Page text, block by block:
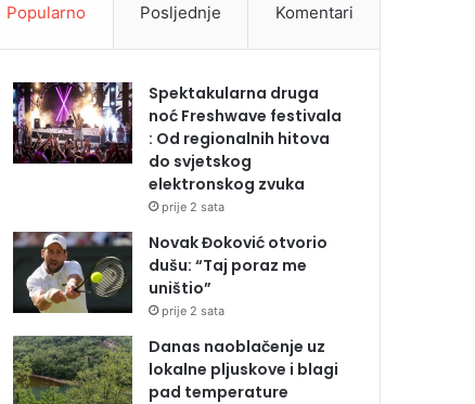
Popularno Posljednje Komentari
Spektakularna druga
noć Freshwave festivala
: Od regionalnih hitova
do svjetskog
elektronskog zvuka
prije 2 sata
Novak Đoković otvorio
dušu: “Taj poraz me
uništio”
prije 2 sata
Danas naoblačenje uz
lokalne pljuskove i blagi
pad temperature